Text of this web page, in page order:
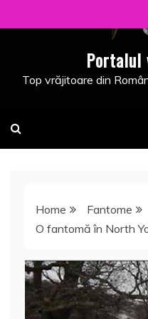
to
Top vrăjitoare din
Home
Fantome
O fantomă în North